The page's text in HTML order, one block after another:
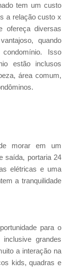
tem um custo
a relação custo x
ofereça diversas
quando
Isso
estão inclusos
área comum,
morar em um
saída, portaria 24
elétricas e uma
a tranquilidade
para o
grandes
a interação na
kids, quadras e